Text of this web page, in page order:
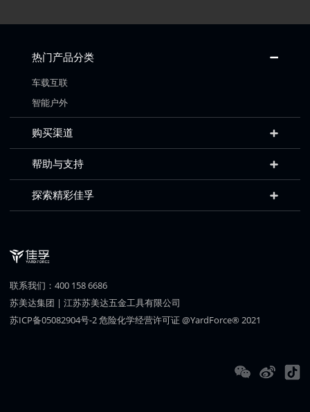
热门产品分类
车载互联
智能户外
购买渠道
帮助与支持
探索精彩佳孚
联系我们：400 158 6686
苏美达集团 | 江苏苏美达五金工具有限公司
苏ICP备05082904号-2危险化学经营许可证@YardForce® 2021